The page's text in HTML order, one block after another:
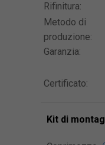
Rifinitura:
Metodo di
produzione:
Garanzia:
Certificato:
Kit di